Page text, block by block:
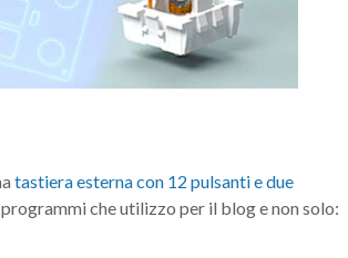
tastiera esterna con 12 pulsanti e due
che utilizzo per il blog e non solo: